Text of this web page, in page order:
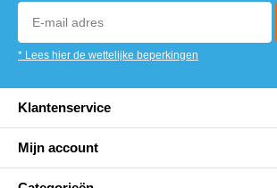
* Lees hier de wettelijke beperkingen
Klantenservice
Mijn account